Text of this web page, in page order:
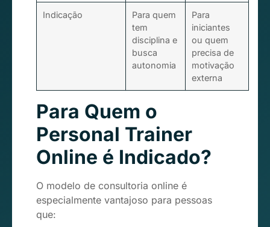
Indicação
Para quem
tem
disciplina e
busca
autonomia
Para
iniciantes
ou quem
precisa de
motivação
externa
Para Quem o
Personal Trainer
Online é Indicado?
O modelo de consultoria online é
especialmente vantajoso para pessoas
que: